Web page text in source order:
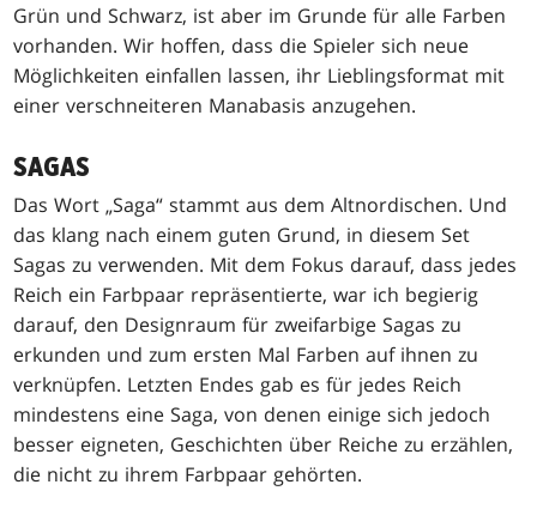
Grün und Schwarz, ist aber im Grunde für alle Farben
vorhanden. Wir hoffen, dass die Spieler sich neue
Möglichkeiten einfallen lassen, ihr Lieblingsformat mit
einer verschneiteren Manabasis anzugehen.
SAGAS
Das Wort „Saga“ stammt aus dem Altnordischen. Und
das klang nach einem guten Grund, in diesem Set
Sagas zu verwenden. Mit dem Fokus darauf, dass jedes
Reich ein Farbpaar repräsentierte, war ich begierig
darauf, den Designraum für zweifarbige Sagas zu
erkunden und zum ersten Mal Farben auf ihnen zu
verknüpfen. Letzten Endes gab es für jedes Reich
mindestens eine Saga, von denen einige sich jedoch
besser eigneten, Geschichten über Reiche zu erzählen,
die nicht zu ihrem Farbpaar gehörten.